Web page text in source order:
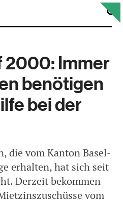
2000: Immer
benötigen
bei der
die vom Kanton Basel-
erhalten, hat sich seit
Derzeit bekommen
vom